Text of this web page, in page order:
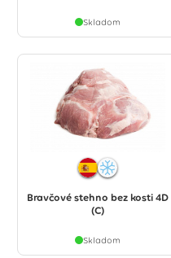
Skladom
Bravčové stehno bez kosti 4D
(C)
Skladom